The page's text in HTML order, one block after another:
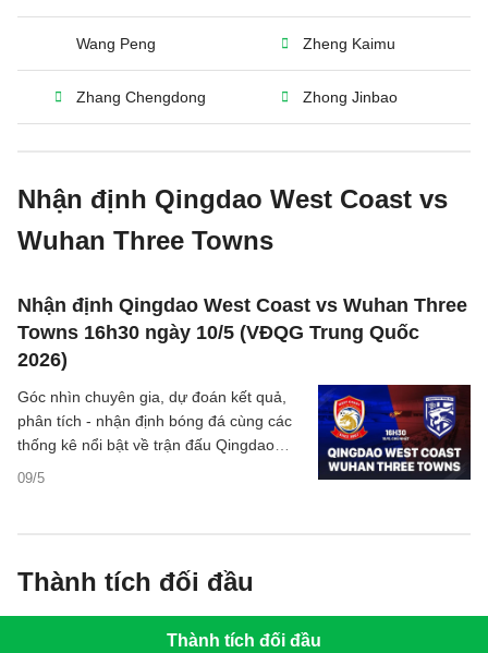
Wang Peng Zheng Kaimu
Zhang Chengdong Zhong Jinbao
Nhận định Qingdao West Coast vs
Wuhan Three Towns
Nhận định Qingdao West Coast vs Wuhan Three
Towns 16h30 ngày 10/5 (VĐQG Trung Quốc
2026)
09/5
Góc nhìn chuyên gia, dự đoán kết quả,
phân tích - nhận định bóng đá cùng các
thống kê nổi bật về trận đấu Qingdao
West Coast vs Wuhan Three Towns
Thành tích đối đầu
Thành tích đối đầu